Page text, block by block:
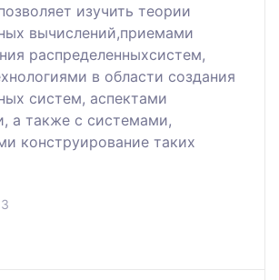
изучить теории
вычислений,приемами
распределенныхсистем,
в области создания
систем, аспектами
а также с системами,
конструирование таких